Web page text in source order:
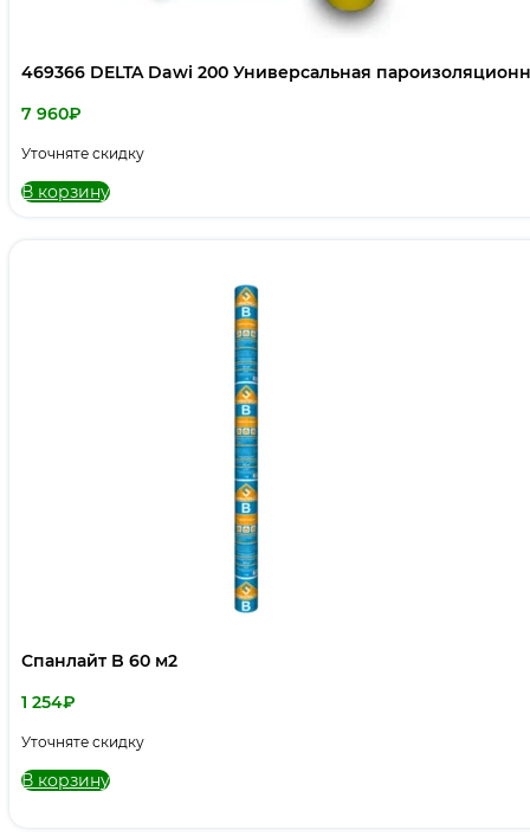
469366 DELTA Dawi 200 Универсальная
7 960₽
Уточняте скидку
В корзину
Спанлайт B 60 м2
1 254₽
Уточняте скидку
В корзину